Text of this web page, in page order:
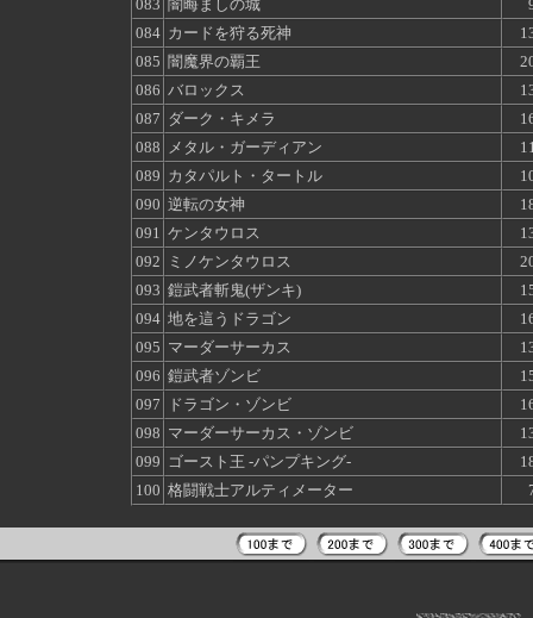
083 闇晦ましの城
084 カードを狩る死神
085 闇魔界の覇王
086 バロックス
087 ダーク・キメラ
088 メタル・ガーディアン
089 カタパルト・タートル
090 逆転の女神
091 ケンタウロス
092
ミノケンタウロス
093 鎧武者斬鬼(ザンキ)
094 地を這うドラゴン
095 マーダーサーカス
096 鎧武者ゾンビ
097
ドラゴン・ゾンビ
098 マーダーサーカス・ゾンビ
099 ゴースト王 -パンプキング-
100 格闘戦士アルティメーター